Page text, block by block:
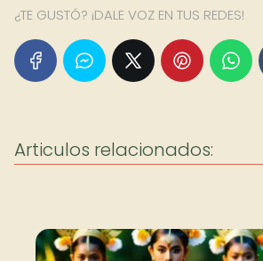
¿TE GUSTÓ? ¡DALE VOZ EN TUS REDES!
Articulos relacionados: